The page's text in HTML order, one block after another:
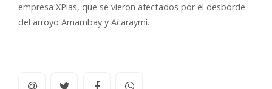
empresa XPlas, que se vieron afectados por el desborde
del arroyo Amambay y Acaraymí.